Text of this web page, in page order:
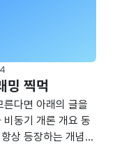
관리로 전부 처리
리며 그 동안에는 로
찍먹
다면 아래의 글을
동기 개론 개요 동
상 등장하는 개념이